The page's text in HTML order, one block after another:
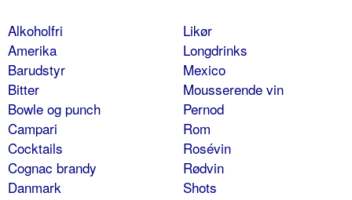
Alkoholfri
Amerika
Barudstyr
Bitter
Bowle og punch
Campari
Cocktails
Cognac brandy
Danmark
Likør
Longdrinks
Mexico
Mousserende vin
Pernod
Rom
Rosévin
Rødvin
Shots